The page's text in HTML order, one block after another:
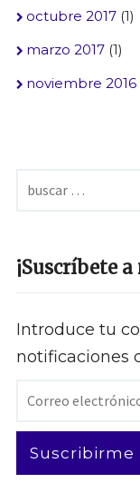
octubre 2017(1)
marzo 2017(1)
noviembre 2016
¡Suscríbete
Introduce tu
notificaciones
Correo
Suscribirme